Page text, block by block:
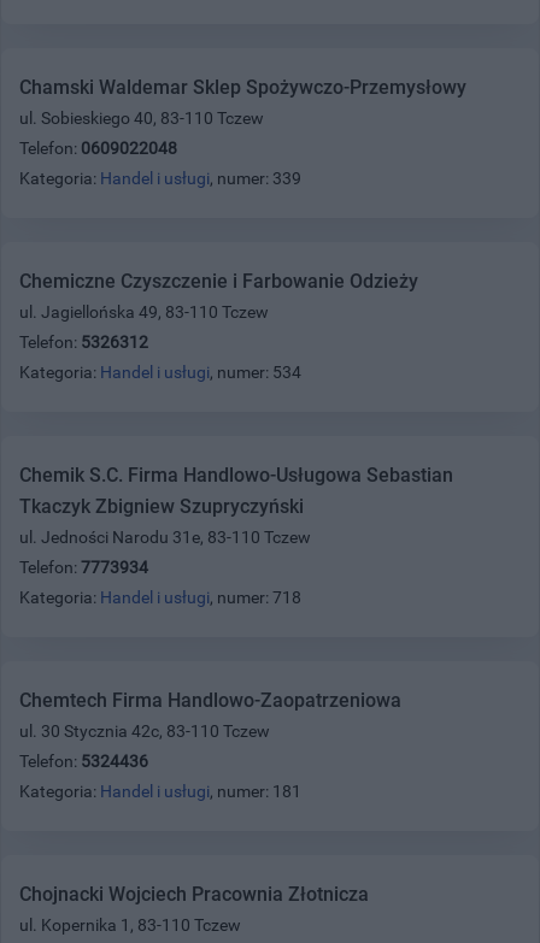
Chamski Waldemar Sklep Spożywczo-Przemysłowy
ul. Sobieskiego 40, 83-110 Tczew
Telefon: 0609022048
Kategoria: Handel i usługi, numer: 339
Chemiczne Czyszczenie i Farbowanie Odzieży
ul. Jagiellońska 49, 83-110 Tczew
Telefon: 5326312
Kategoria: Handel i usługi, numer: 534
Chemik S.C. Firma Handlowo-Usługowa Sebastian
Tkaczyk Zbigniew Szupryczyński
ul. Jedności Narodu 31e, 83-110 Tczew
Telefon: 7773934
Kategoria: Handel i usługi, numer: 718
Chemtech Firma Handlowo-Zaopatrzeniowa
ul. 30 Stycznia 42c, 83-110 Tczew
Telefon: 5324436
Kategoria: Handel i usługi, numer: 181
Chojnacki Wojciech Pracownia Złotnicza
ul. Kopernika 1, 83-110 Tczew